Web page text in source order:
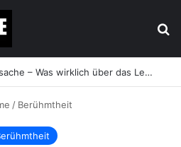
Norbert Zajac Todesursache – Was wirklich über das Leben und den Abschied des Tierhändlers bekannt ist
/ Berühmtheit